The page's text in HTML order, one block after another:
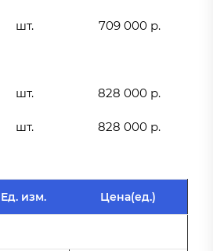
шт. 709 000 р.
шт. 828 000 р.
шт. 828 000 р.
Ед. изм. Цена(ед.)